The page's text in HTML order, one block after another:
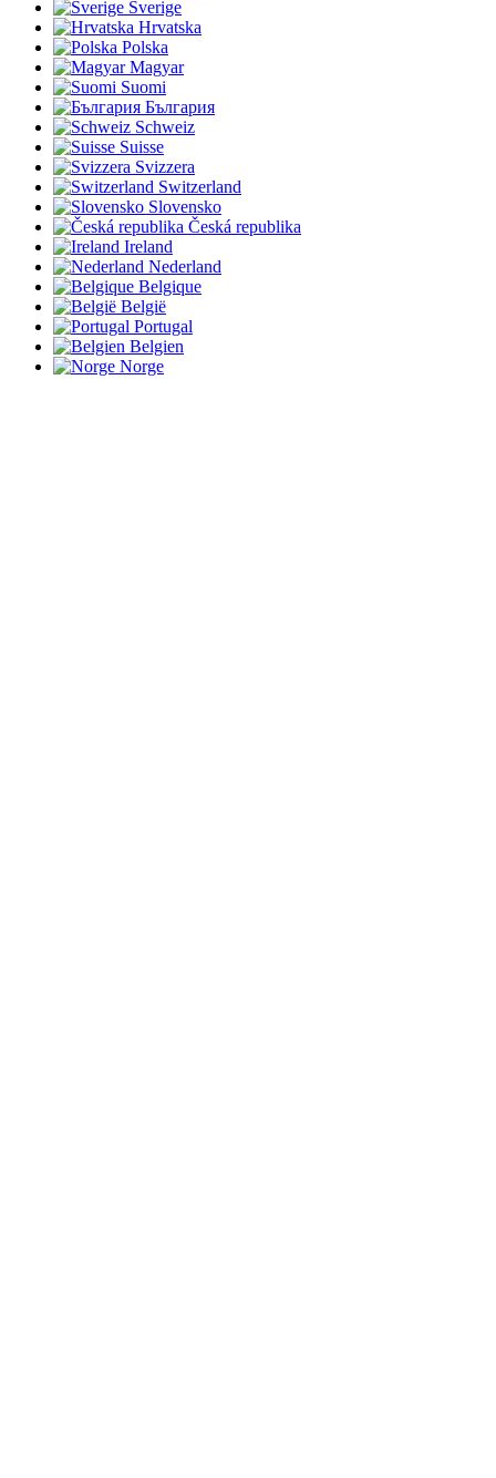
Sverige
Hrvatska
Polska
Magyar
Suomi
България
Schweiz
Suisse
Svizzera
Switzerland
Slovensko
Česká republika
Ireland
Nederland
Belgique
België
Portugal
Belgien
Norge